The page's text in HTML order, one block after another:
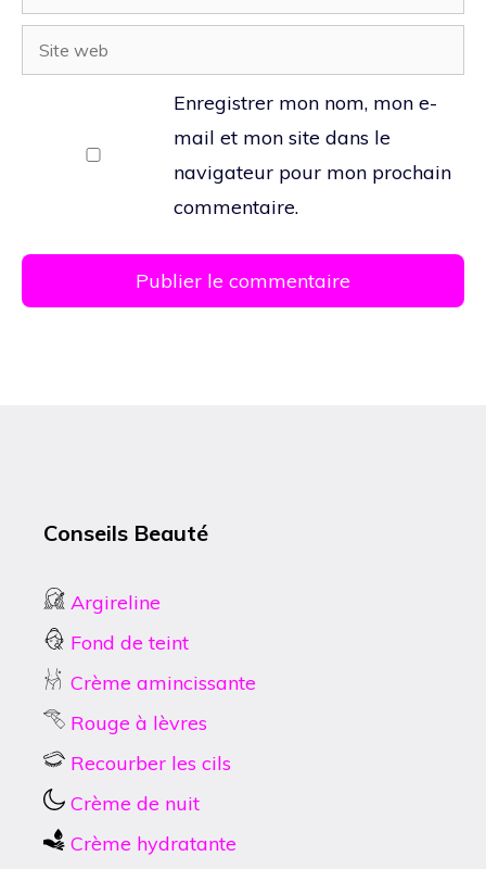
mail
Site
web
Enregistrer mon nom, mon e-
mail et mon site dans le
navigateur pour mon prochain
commentaire.
Conseils Beauté
Argireline
Fond de teint
Crème amincissante
Rouge à lèvres
Recourber les cils
Crème de nuit
Crème hydratante